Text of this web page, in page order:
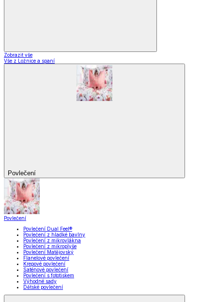
Zobrazit vše
Vše z Ložnice a spaní
Povlečení
Povlečení
Povlečení Dual Feel®
Povlečení z hladké bavlny
Povlečení z mikrovlákna
Povlečení z mikroplyše
Povlečení Matějovský
Flanelové povlečení
Krepové povlečení
Saténové povlečení
Povlečení s fototiskem
Výhodné sady
Dětské povlečení